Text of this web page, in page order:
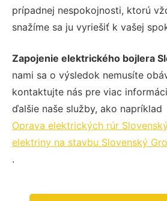
prípadnej nespokojnosti, ktorú
snažíme sa ju vyriešiť k vašej
Zapojenie elektrického bojlera
nami sa o výsledok nemusíte
kontaktujte nás pre viac
ďalšie naše služby, ako napríklad
Oprava elektrických rúr
elektriny na stavbu Slovenský
.